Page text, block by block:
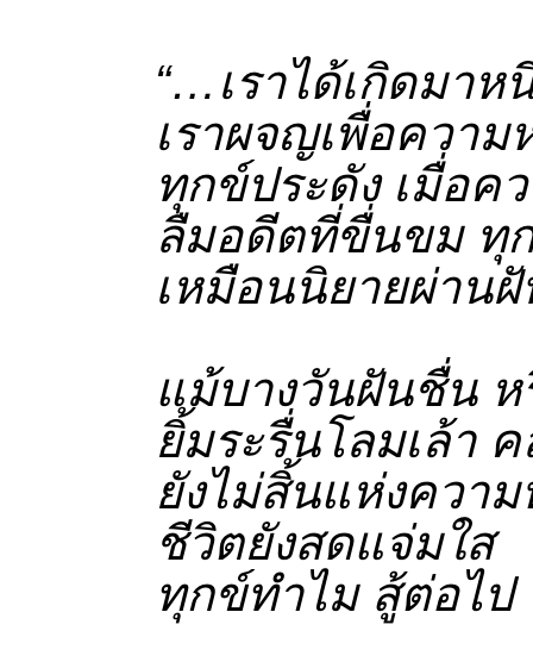
“…เราได้เกิดมาห
เราผจญเพื่อความ
ทุกข์ประดัง เมื่อค
ลืมอดีตที่ขื่นขม ทุ
เหมือนนิยายผ่าน
แม้บางวันฝันชื่น ห
ยิ้มระรื่นโลมเล้า ค
ยังไม่สิ้นแห่งความ
ชีวิตยังสดแจ่มใส
ทุกข์ทำไม สู้ต่อไป